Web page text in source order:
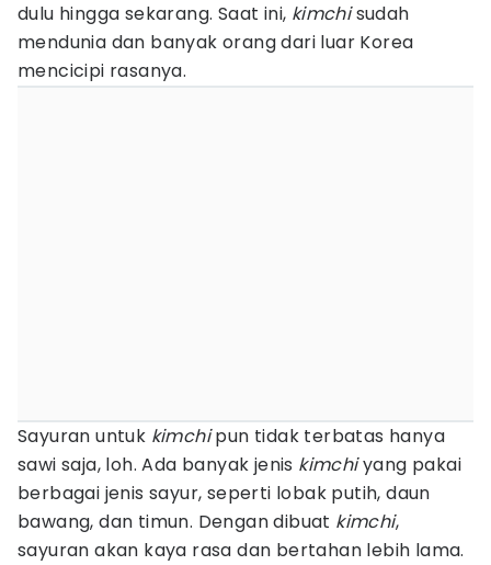
dulu hingga sekarang. Saat ini, kimchisudah
mendunia dan banyak orang dari luar Korea
mencicipi rasanya.
Sayuran untuk kimchipun tidak terbatas hanya
sawi saja, loh. Ada banyak jenis kimchiyang pakai
berbagai jenis sayur, seperti lobak putih, daun
bawang, dan timun. Dengan dibuat kimchi,
sayuran akan kaya rasa dan bertahan lebih lama.